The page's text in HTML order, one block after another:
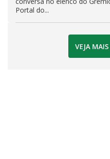
Portal do...
VEJA